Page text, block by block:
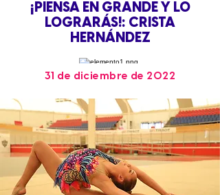
¡PIENSA EN GRANDE Y LO
LOGRARÁS!: CRISTA
HERNÁNDEZ
31 de diciembre de 2022